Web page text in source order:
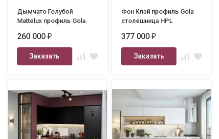
Дымчато Голубой
Mattelux профиль Gola
260 000₽
Заказать
Фон Клэй профиль Gola
столешница HPL
377 000₽
Заказать